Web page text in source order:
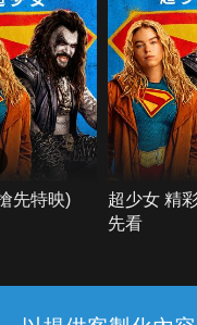
先特映)
超少女 精
先看